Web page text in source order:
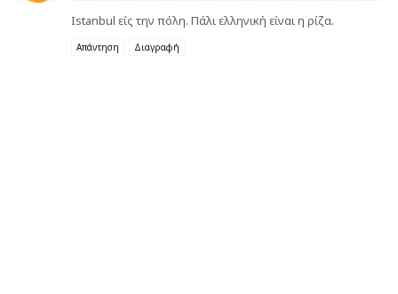
Istanbul είς την πόλη. Πάλι ελληνική είναι η ρίζα.
Απάντηση Διαγραφή